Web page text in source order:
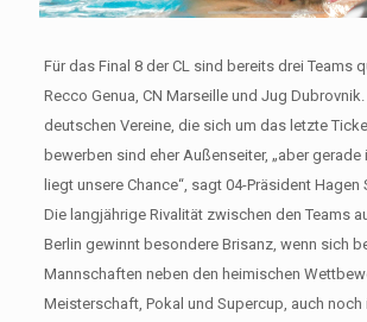
Für das Final 8 der CL sind bereits drei Teams
Recco Genua, CN Marseille und Jug
deutschen Vereine, die sich um das letzte
bewerben sind eher Außenseiter, „aber gerade
liegt unsere Chance“, sagt 04-Präsident Hagen
Die langjährige Rivalität zwischen den Teams
Berlin gewinnt besondere Brisanz, wenn sich
Mannschaften neben den heimischen
Meisterschaft, Pokal und Supercup, auch noch